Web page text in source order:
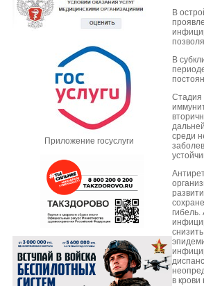
Приложение госуслуги
В
В
Стадия
среди
в